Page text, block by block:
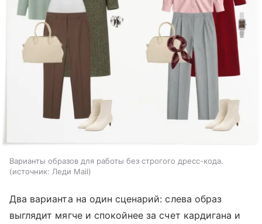
Варианты образов для работы без строгого дресс-кода.
источник: Леди Mail
Два варианта на один сценарий: слева образ
выглядит мягче и спокойнее за счет кардигана и